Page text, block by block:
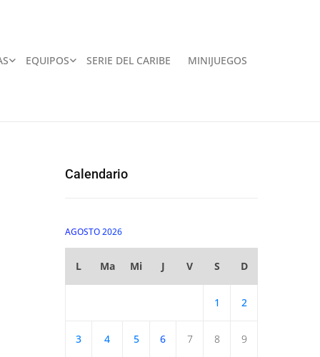
EQUIPOS SERIE DEL CARIBE MINIJUEGOS
Calendario
AGOSTO 2026
L Ma Mi J V S D
1 2
3 4 5 6 7 8 9